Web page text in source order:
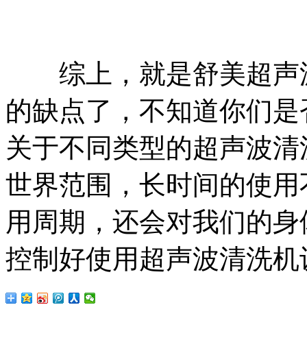
综上，就是舒美超声
的缺点了，不知道你们
关于不同类型的超声波
世界范围，长时间的使
用周期，还会对我们的
控制好使用超声波清洗